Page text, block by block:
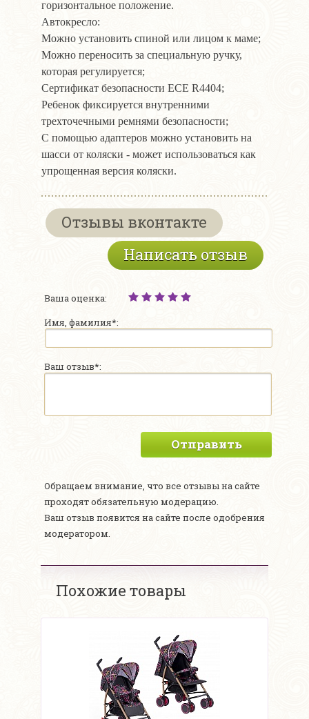
горизонтальное положение.
Автокресло:
Можно установить спиной или лицом к маме;
Можно переносить за специальную ручку,
которая регулируется;
Сертификат безопасности ЕСЕ R4404;
Ребенок фиксируется внутренними
трехточечными ремнями безопасности;
С помощью адаптеров можно установить на
шасси от коляски - может использоваться как
упрощенная версия коляски.
Отзывы вконтакте
Написать отзыв
Ваша оценка:
Имя, фамилия*:
Ваш отзыв*:
Отправить
Обращаем внимание, что все отзывы на сайте
проходят обязательную модерацию.
Ваш отзыв появится на сайте после одобрения
модератором.
Похожие товары